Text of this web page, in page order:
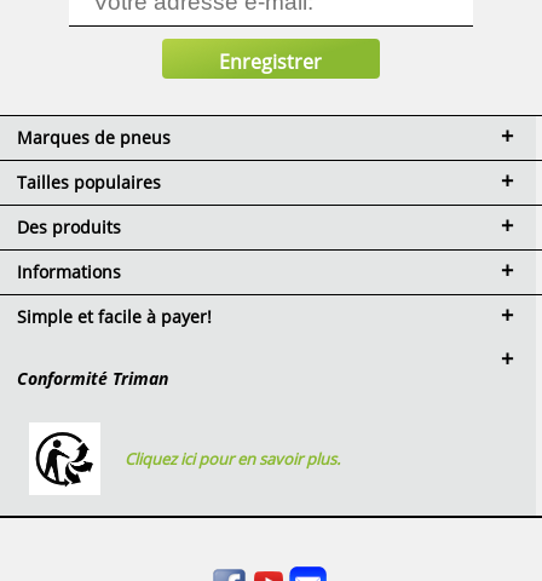
Marques de pneus
Tailles populaires
Des produits
Informations
Simple et facile à payer!
Conformité Triman
Cliquez ici pour en savoir plus.